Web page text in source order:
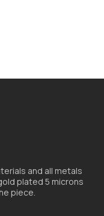
and all metals
plated 5 microns
piece.